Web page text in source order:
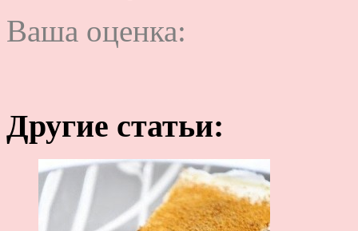
Ваша оценка:
Другие статьи: